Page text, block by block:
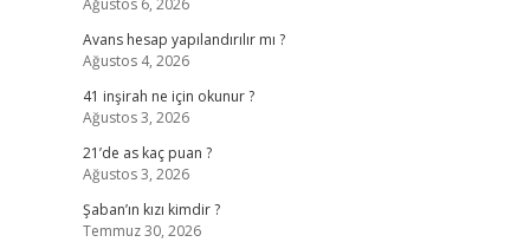
Ağustos 6, 2026
Avans hesap yapılandırılır mı ?
Ağustos 4, 2026
41 inşirah ne için okunur ?
Ağustos 3, 2026
21’de as kaç puan ?
Ağustos 3, 2026
Şaban’ın kızı kimdir ?
Temmuz 30, 2026